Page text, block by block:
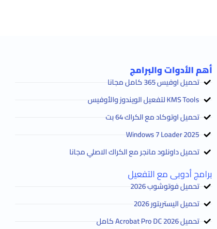
أهم الأدوات والبرامج
تحميل اوفيس 365 كامل مجانا
KMS Tools لتفعيل الويندوز والأوفيس
تحميل اوتوكاد مع الكراك 64 بت
2025 Windows 7 Loader
تحميل داونلود مانجر مع الكراك الاصلي مجانا
برامج أدوبى مع التفعيل
تحميل فوتوشوب 2026
تحميل اليستريتور 2026
تحميل Acrobat Pro DC 2026 كامل